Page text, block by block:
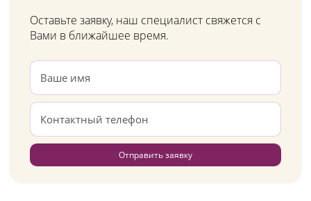
Оставьте заявку, наш специалист свяжется с
Вами в ближайшее время.
Отправить заявку